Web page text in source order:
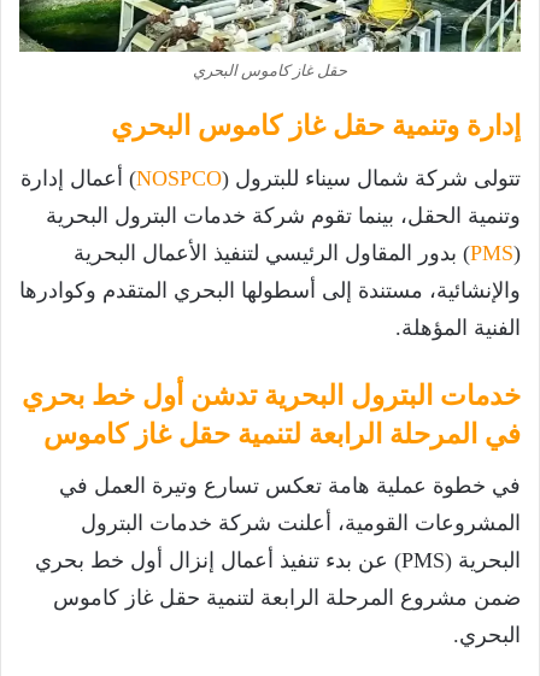
حقل غاز كاموس البحري
إدارة وتنمية حقل غاز كاموس البحري
تتولى شركة شمال سيناء للبترول (NOSPCO) أعمال إدارة
وتنمية الحقل، بينما تقوم شركة خدمات البترول البحرية
(
PMS) بدور المقاول الرئيسي لتنفيذ الأعمال البحرية
والإنشائية، مستندة إلى أسطولها البحري المتقدم وكوادرها
الفنية المؤهلة.
خدمات البترول البحرية تدشن أول خط بحري
في المرحلة الرابعة لتنمية حقل غاز كاموس
في خطوة عملية هامة تعكس تسارع وتيرة العمل في
المشروعات القومية، أعلنت شركة خدمات البترول
البحرية (PMS) عن بدء تنفيذ أعمال إنزال أول خط بحري
ضمن مشروع المرحلة الرابعة لتنمية حقل غاز كاموس
البحري.